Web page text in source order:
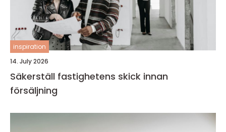
inspiration
14. July 2026
Säkerställ fastighetens skick innan
försäljning